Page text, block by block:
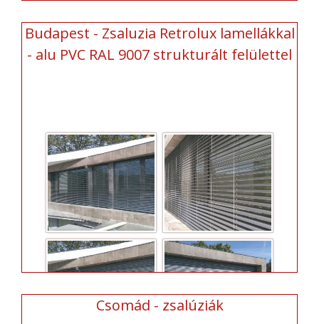
Budapest - Zsaluzia Retrolux lamellákkal
- alu PVC RAL 9007 strukturált felülettel
Csomád - zsalúziák